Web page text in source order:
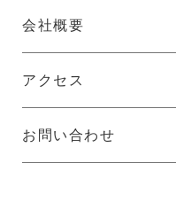
会社概要
アクセス
お問い合わせ